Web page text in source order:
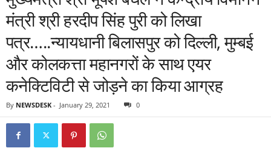
मंत्री श्री हरदीप सिंह पुरी को लिखा
पत्र…..न्यायधानी बिलासपुर को दिल्ली, मुम्बई
और कोलकत्ता महानगरों के साथ एयर
कनेक्टिविटी से जोड़ने का किया आग्रह
By NEWSDESK - January 29, 2021 0